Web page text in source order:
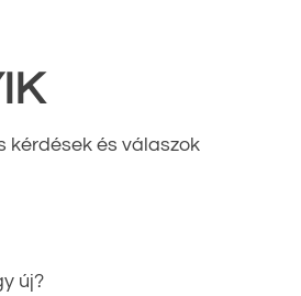
kérdések és válaszok
új?